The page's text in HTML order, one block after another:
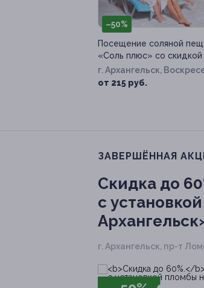
–50%
Посещение соляной
«Соль плюс» со скидкой
г. Архангельск,
ул, д. 93, к. 1
от 215 руб.
ЗАВЕРШЁННАЯ
Скидка до
с
г. Архангельск, пр-т